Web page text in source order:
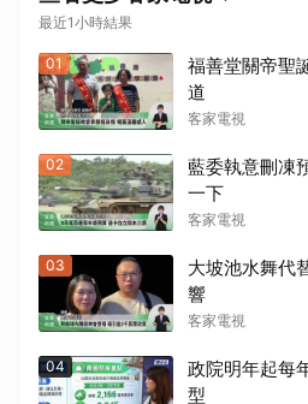
最近1小時結果
01
福善堂關帝聖
道
客家電視
02
藍委執意刪凍
一下
客家電視
03
大坡池水舞代
響
客家電視
04
政院明年起每
型
取消